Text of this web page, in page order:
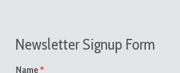
Newsletter Signup Form
Name *